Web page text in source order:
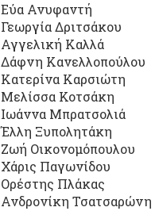
Εύα Ανυφαντή
Γεωργία Δριτσάκου
Αγγελική Καλλά
Δάφνη Κανελλοπούλου
Κατερίνα Καρσιώτη
Μελίσσα Κοτσάκη
Ιωάννα Μπρατσολιά
Έλλη Ξυπολητάκη
Ζωή Οικονομόπουλου
Χάρις Παγωνίδου
Ορέστης Πλάκας
Ανδρονίκη Τσατσαρώνη